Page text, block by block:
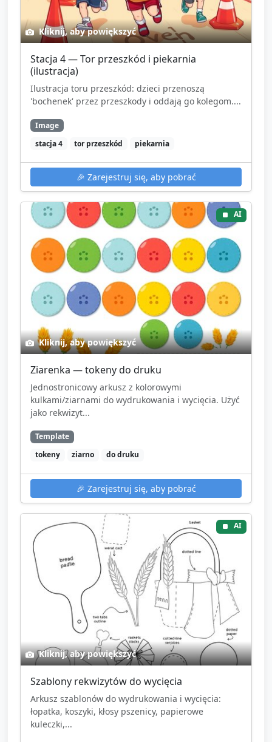
Kliknij, aby powiększyć
Stacja 4 — Tor przeszkód i piekarnia
(ilustracja)
Ilustracja toru przeszkód: dzieci przenoszą
'bochenek' przez przeszkody i oddają go kolegom....
Image
stacja 4
tor przeszkód piekarnia
🎉 Zarejestruj się, aby pobrać
AI
Kliknij, aby powiększyć
Ziarenka — tokeny do druku
Jednostronicowy arkusz z kolorowymi
kulkami/ziarnami do wydrukowania i wycięcia. Użyć
jako rekwizyt...
Template
tokeny
ziarno do druku
🎉 Zarejestruj się, aby pobrać
AI
Kliknij, aby powiększyć
Szablony rekwizytów do wycięcia
Arkusz szablonów do wydrukowania i wycięcia:
łopatka, koszyki, kłosy pszenicy, papierowe
kuleczki,...